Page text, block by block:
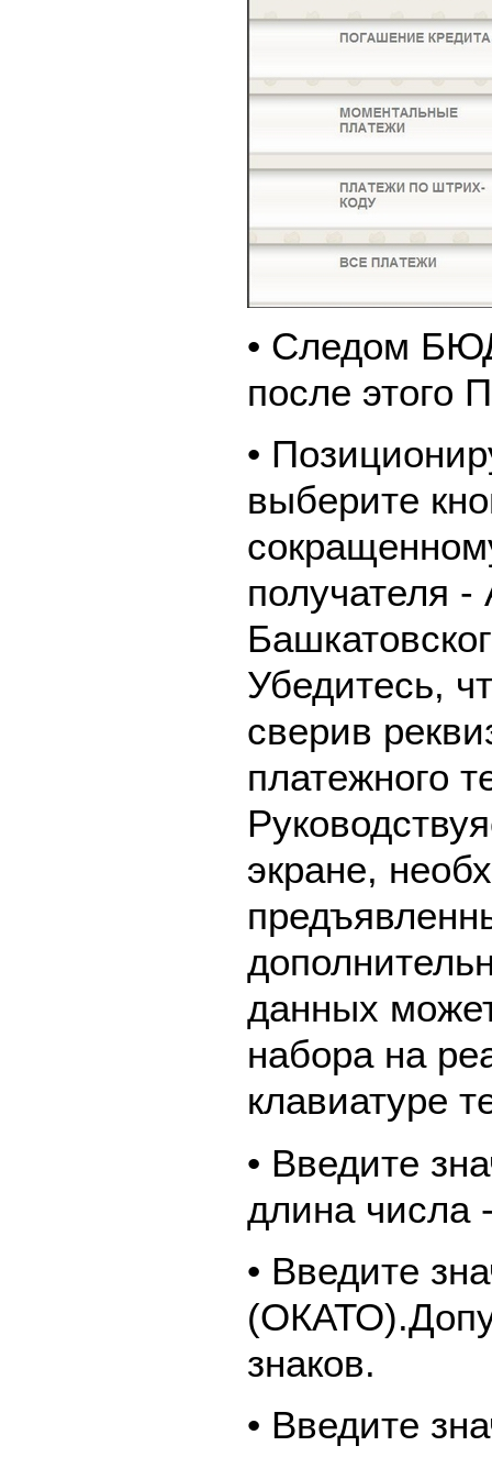
• Следом
после
•
выберите
получателя
Убедитесь,
сверив
платежного
экране,
данных
набора на
клавиатуре
• Введите
длина числа
• Введите
знаков.
• Введите